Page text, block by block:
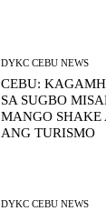
DYKC CEBU NEWS
CEBU:
SA SUGBO
MANGO
ANG TURISMO
DYKC CEBU NEWS